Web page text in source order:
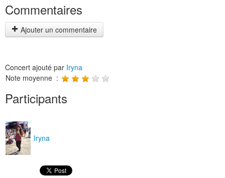
Commentaires
Ajouter un commentaire
Concert ajouté par Iryna
Note moyenne :
Participants
Iryna